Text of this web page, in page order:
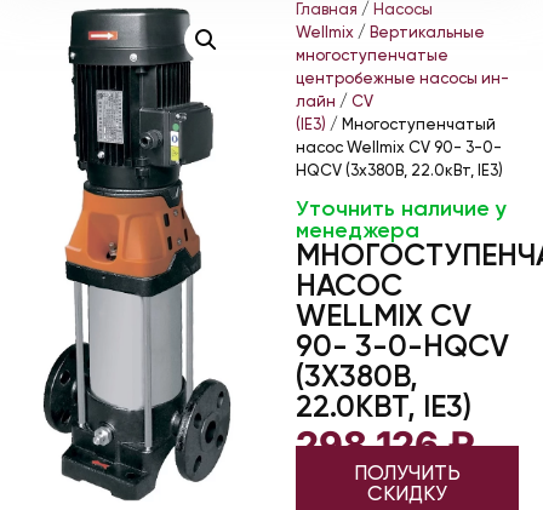
Главная / Насосы
Wellmix / Вертикальные
многоступенчатые
центробежные насосы ин-
лайн / CV
(IE3) / Многоступенчатый
насос Wellmix CV 90- 3-0-
HQCV (3х380В, 22.0кВт, IE3)
Уточнить наличие у
менеджера
НАСОС
WELLMIX CV
90- 3-0-HQCV
(3Х380В,
22.0КВТ, IE3)
298 126₽
ПОЛУЧИТЬ
СКИДКУ